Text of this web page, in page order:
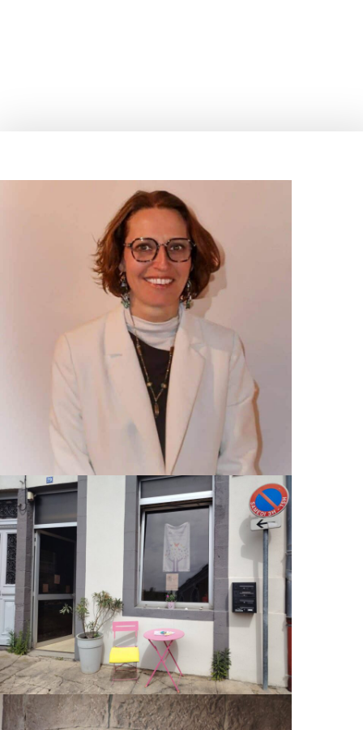
Séance
Massages
Lieu de vie
Blog
A propos
Mentions légales- Ce site est-il green ?